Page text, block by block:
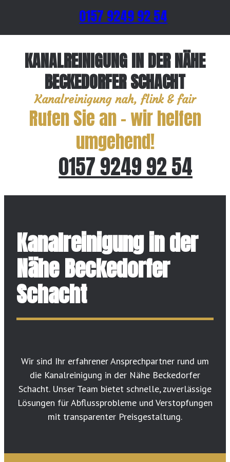
0157 9249 92 54
KANALREINIGUNG IN DER NÄHE
BECKEDORFER SCHACHT
Kanalreinigung nah, flink & fair
Rufen Sie an – wir helfen
umgehend!
0157 9249 92 54
Kanalreinigung in der
Nähe Beckedorfer
Schacht
Wir sind Ihr erfahrener Ansprechpartner rund um
die Kanalreinigung in der Nähe Beckedorfer
Schacht. Unser Team bietet schnelle, zuverlässige
Lösungen für Abflussprobleme und Verstopfungen
mit transparenter Preisgestaltung.